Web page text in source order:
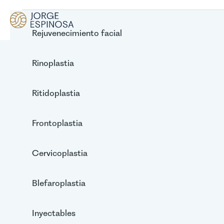
Rejuvenecimiento facial
Rinoplastia
Ritidoplastia
Frontoplastia
Cervicoplastia
Blefaroplastia
Inyectables
Rinoplastia